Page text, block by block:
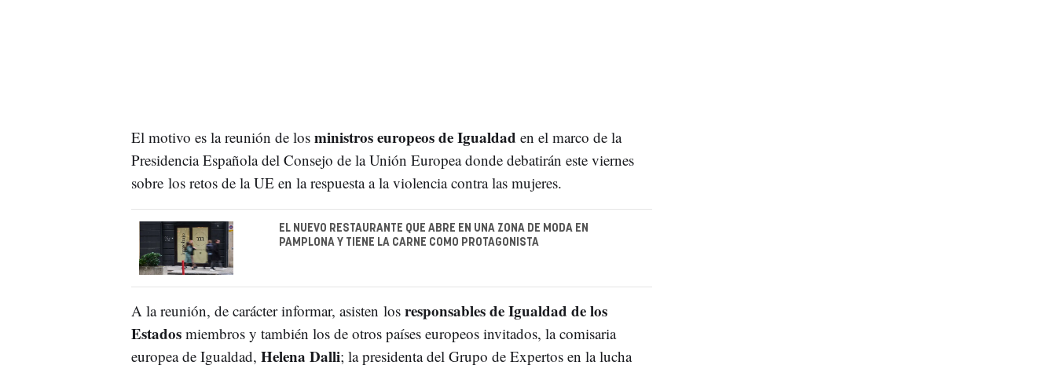
El motivo es la reunión de los ministros europeos de Igualdad en el marco de la
Presidencia Española del Consejo de la Unión Europea donde debatirán este viernes
sobre los retos de la UE en la respuesta a la violencia contra las mujeres.
EL NUEVO RESTAURANTE QUE ABRE EN UNA ZONA DE MODA EN
PAMPLONA Y TIENE LA CARNE COMO PROTAGONISTA
A la reunión, de carácter informar, asisten losresponsables de Igualdad de los
Estadosmiembros y también los de otros países europeos invitados, la comisaria
europea de Igualdad, Helena Dalli; la presidenta del Grupo de Expertos en la lucha